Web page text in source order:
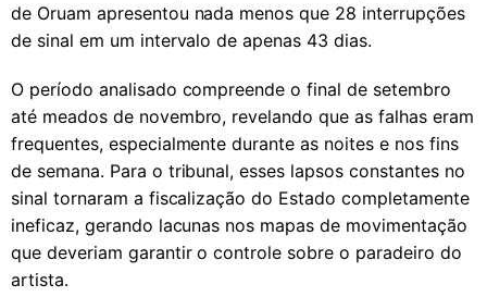
de Oruam apresentou nada menos que 28 interrupções
de sinal em um intervalo de apenas 43 dias.
O período analisado compreende o final de setembro
até meados de novembro, revelando que as falhas eram
frequentes, especialmente durante as noites e nos fins
de semana. Para o tribunal, esses lapsos constantes no
sinal tornaram a fiscalização do Estado completamente
ineficaz, gerando lacunas nos mapas de movimentação
que deveriam garantir o controle sobre o paradeiro do
artista.